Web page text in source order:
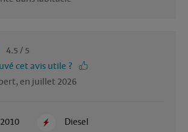
4.5 / 5
cet avis utile ?
en juillet 2026
Diesel